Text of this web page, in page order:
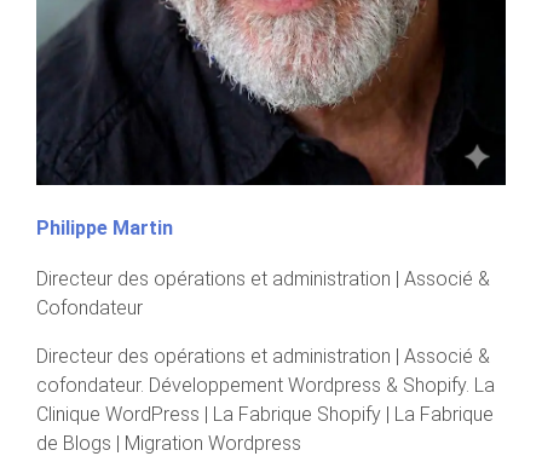
Philippe Martin
Directeur des opérations et administration | Associé &
Cofondateur
Directeur des opérations et administration | Associé &
cofondateur. Développement Wordpress & Shopify. La
Clinique WordPress | La Fabrique Shopify | La Fabrique
de Blogs | Migration Wordpress